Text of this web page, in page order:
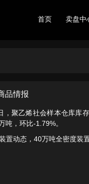
首页 卖盘中
品情报
，聚乙烯社会样本仓库库
吨，环比-1.79%。
置动态，40万吨全密度装置